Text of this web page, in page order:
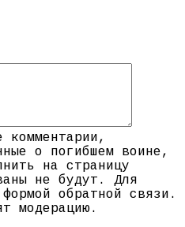
комментарии,
о погибшем воине,
на страницу
не будут. Для
обратной связи.
модерацию.